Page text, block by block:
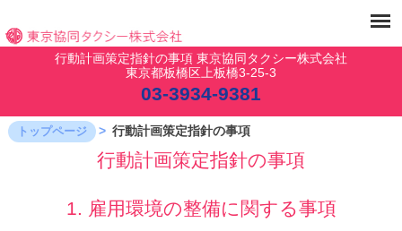
行動計画策定指針の事項 東京協同タクシー株式会社
東京都板橋区上板橋3-25-3
03-3934-9381
トップページ 行動計画策定指針の事項
行動計画策定指針の事項
1. 雇用環境の整備に関する事項